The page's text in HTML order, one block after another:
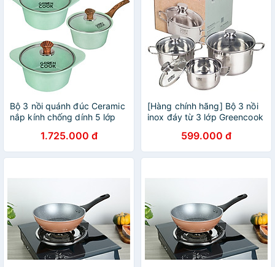
Bộ 3 nồi quánh đúc Ceramic
nắp kính chống dính 5 lớp
Size 18cm/20cm/24cm
dùng cho bếp từ,bếp
ga,bếp hồng ngoại,bếp củi-
1.725.000 đ
[Hàng chính hãng] Bộ 3 nồi
inox đáy từ 3 lớp Greencook
loại bếp, quai cách nhiệt
size 16/20/24cm
599.000 đ